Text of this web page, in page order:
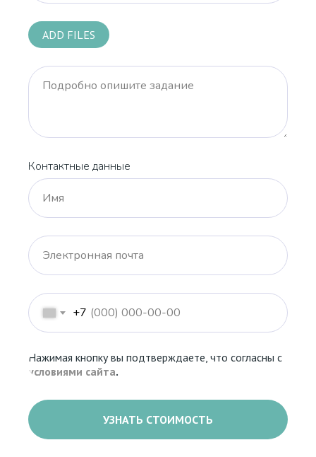
ADD FILES
Подробно опишите задание
Контактные данные
Имя
Электронная почта
+7
Нажимая кнопку вы подтверждаете, что согласны с
условиями сайта.
УЗНАТЬ СТОИМОСТЬ